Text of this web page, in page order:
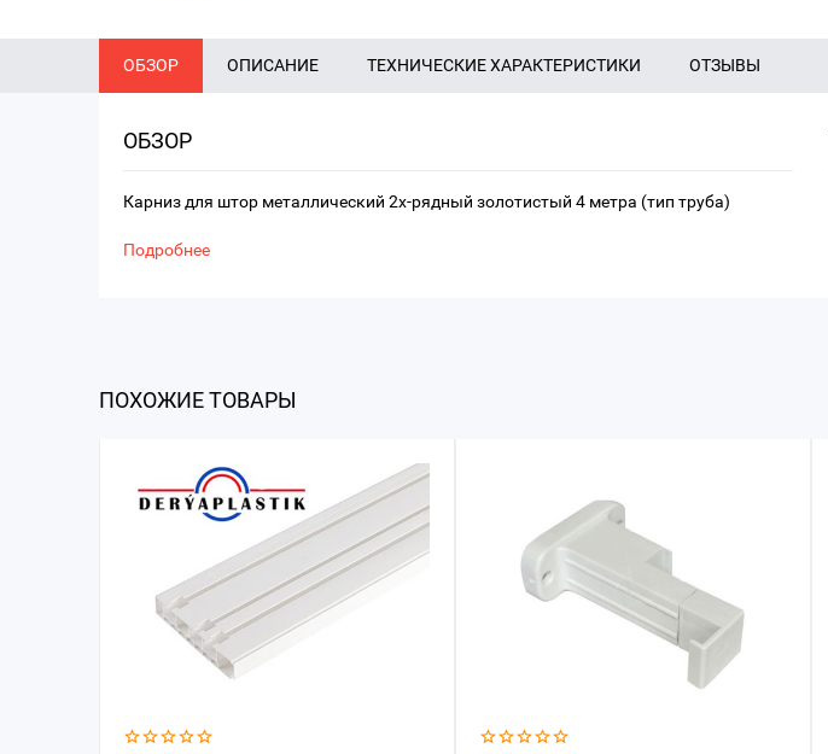
ОБЗОР ОПИСАНИЕ ТЕХНИЧЕСКИЕ ХАРАКТЕРИСТИКИ ОТЗЫВЫ
ОБЗОР
Карниз для штор металлический 2х-рядный золотистый 4 метра (тип труба)
Подробнее
ПОХОЖИЕ ТОВАРЫ